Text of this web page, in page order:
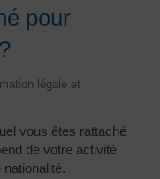
pour
légale et
vous êtes rattaché
de votre activité